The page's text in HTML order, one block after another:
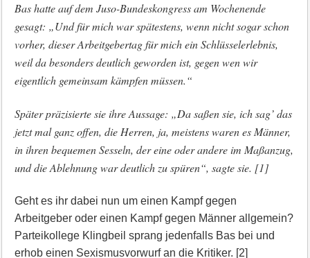
Bas hatte auf dem Juso-Bundeskongress am Wochenende
gesagt: „Und für mich war spätestens, wenn nicht sogar schon
vorher, dieser Arbeitgebertag für mich ein Schlüsselerlebnis,
weil da besonders deutlich geworden ist, gegen wen wir
eigentlich gemeinsam kämpfen müssen.“
Später präzisierte sie ihre Aussage: „Da saßen sie, ich sag’ das
jetzt mal ganz offen, die Herren, ja, meistens waren es Männer,
in ihren bequemen Sesseln, der eine oder andere im Maßanzug,
und die Ablehnung war deutlich zu spüren“, sagte sie. [1]
Geht es ihr dabei nun um einen Kampf gegen
Arbeitgeber oder einen Kampf gegen Männer allgemein?
Parteikollege Klingbeil sprang jedenfalls Bas bei und
erhob einen Sexismusvorwurf an die Kritiker. [2]